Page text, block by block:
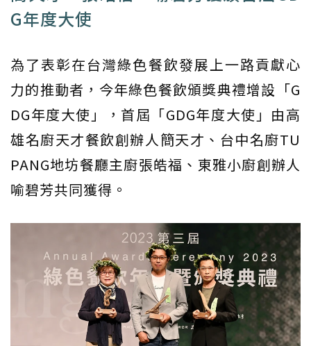
G年度大使
為了表彰在台灣綠色餐飲發展上一路貢獻心
力的推動者，今年綠色餐飲頒獎典禮增設「G
DG年度大使」，首屆「GDG年度大使」由高
雄名廚天才餐飲創辦人簡天才、台中名廚TU
PANG地坊餐廳主廚張皓福、東雅小廚創辦人
喻碧芳共同獲得。